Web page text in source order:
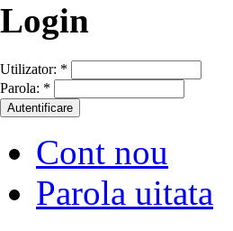
Login
Utilizator: *
Parola: *
Cont nou
Parola uitata